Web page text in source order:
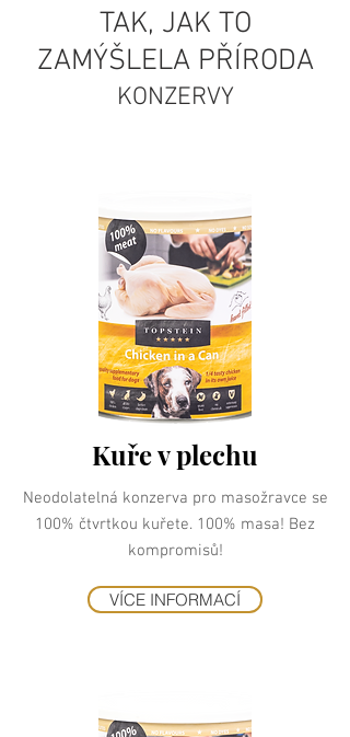
TAK, JAK TO
ZAMÝŠLELA PŘÍRODA
KONZERVY
Kuře v plechu
Neodolatelná konzerva pro masožravce se
100% čtvrtkou kuřete. 100% masa! Bez
kompromisů!
VÍCE INFORMACÍ